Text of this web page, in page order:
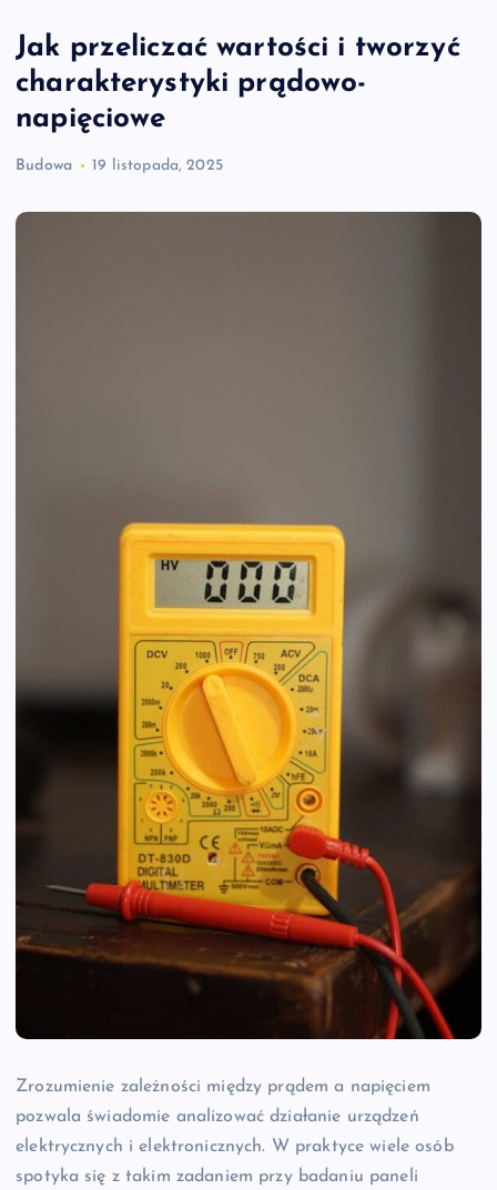
Jak przeliczać wartości i tworzyć
charakterystyki prądowo-
napięciowe
Budowa 19 listopada, 2025
Zrozumienie zależności między prądem a napięciem
pozwala świadomie analizować działanie urządzeń
elektrycznych i elektronicznych. W praktyce wiele osób
spotyka się z takim zadaniem przy badaniu paneli